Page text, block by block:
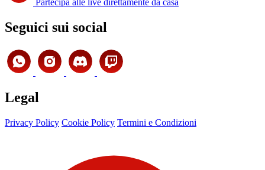
Seguici sui social
Legal
Privacy Policy Cookie Policy Termini e Condizioni